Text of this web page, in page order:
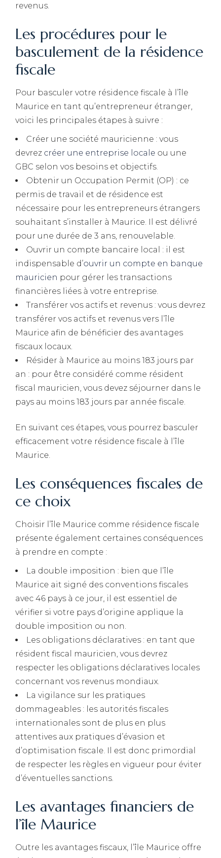
revenus.
Les procédures pour le
basculement de la résidence
fiscale
Pour basculer votre résidence fiscale à l’île
Maurice en tant qu’entrepreneur étranger,
voici les principales étapes à suivre :
Créer une société mauricienne : vous
devrez créer une entreprise locale ou une
GBC selon vos besoins et objectifs.
Obtenir un Occupation Permit (OP) : ce
permis de travail et de résidence est
nécessaire pour les entrepreneurs étrangers
souhaitant s’installer à Maurice. Il est délivré
pour une durée de 3 ans, renouvelable.
Ouvrir un compte bancaire local : il est
indispensable d’ouvrir un compte en banque
mauricien pour gérer les transactions
financières liées à votre entreprise.
Transférer vos actifs et revenus : vous devrez
transférer vos actifs et revenus vers l’île
Maurice afin de bénéficier des avantages
fiscaux locaux.
Résider à Maurice au moins 183 jours par
an : pour être considéré comme résident
fiscal mauricien, vous devez séjourner dans le
pays au moins 183 jours par année fiscale.
En suivant ces étapes, vous pourrez basculer
efficacement votre résidence fiscale à l’île
Maurice.
Les conséquences fiscales de
ce choix
Choisir l’île Maurice comme résidence fiscale
présente également certaines conséquences
à prendre en compte :
La double imposition : bien que l’île
Maurice ait signé des conventions fiscales
avec 46 pays à ce jour, il est essentiel de
vérifier si votre pays d’origine applique la
double imposition ou non.
Les obligations déclaratives : en tant que
résident fiscal mauricien, vous devrez
respecter les obligations déclaratives locales
concernant vos revenus mondiaux.
La vigilance sur les pratiques
dommageables : les autorités fiscales
internationales sont de plus en plus
attentives aux pratiques d’évasion et
d’optimisation fiscale. Il est donc primordial
de respecter les règles en vigueur pour éviter
d’éventuelles sanctions.
Les avantages financiers de
l’île Maurice
Outre les avantages fiscaux, l’île Maurice offre